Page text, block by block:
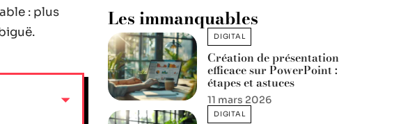
: plus
Les immanquables
DIGITAL
Création de présentation
efficace sur PowerPoint :
étapes et astuces
11 mars 2026
DIGITAL